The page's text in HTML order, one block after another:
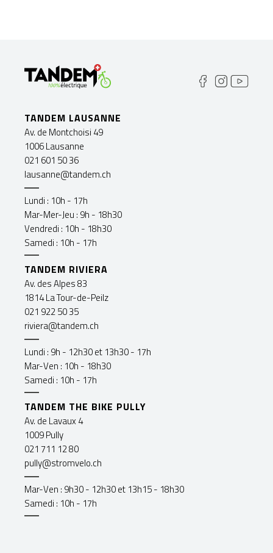
Carlos Pereira
Expert Mécanicien
Cyril Gross
Gestionnaire du
stock
Conseiller de vente
Lionel Monachon
Responsable
Lausanne
Conseiller de vente
Responsable Atelier
TANDEM LAUSANNE
Av. de Montchoisi 49
1006 Lausanne
021 601 50 36
lausanne@tandem.ch
Lundi : 10h - 17h
Mar-Mer-Jeu : 9h - 18h30
Vendredi : 10h - 18h30
Samedi : 10h - 17h
TANDEM RIVIERA
Av. des Alpes 83
1814 La Tour-de-Peilz
021 922 50 35
riviera@tandem.ch
Lundi : 9h - 12h30 et 13h30 - 17h
Mar-Ven : 10h - 18h30
Samedi : 10h - 17h
TANDEM THE BIKE PULLY
Av. de Lavaux 4
1009 Pully
021 711 12 80
pully@stromvelo.ch
Mar-Ven : 9h30 - 12h30 et 13h15 - 18h30
Samedi : 10h - 17h